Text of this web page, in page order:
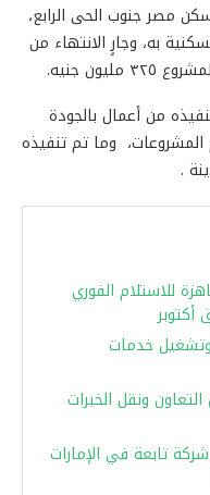
بمشروع سكن مصر جنوب الحى الرابع،
به، وجارٍ الانتهاء من
جنيه.
من أعمال بالجودة
المشروعات، وما تم تنفيذه
.
للاستلام الفوري
وتشغيل خدمات
ونقل الخبرات
تابعة في الإمارات